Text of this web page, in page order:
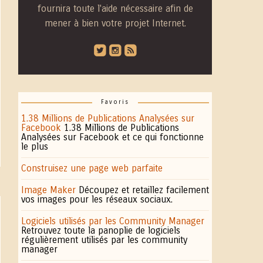
fournira toute l'aide nécessaire afin de
mener à bien votre projet Internet.
roundedtwitterbird roundedinstagram roundedblip
Favoris
1.38 Millions de Publications Analysées sur
Facebook 1.38 Millions de Publications
Analysées sur Facebook et ce qui fonctionne
le plus
Construisez une page web parfaite
Image Maker Découpez et retaillez facilement
vos images pour les réseaux sociaux.
Logiciels utilisés par les Community Manager
Retrouvez toute la panoplie de logiciels
régulièrement utilisés par les community
manager